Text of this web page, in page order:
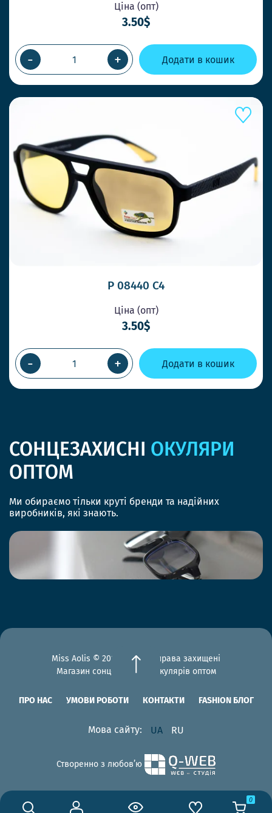
Ціна (опт)
3.50$
- + Додати в кошик
P 08440 С4
Ціна (опт)
3.50$
- + Додати в кошик
СОНЦЕЗАХИСНІ ОКУЛЯРИ
ОПТОМ
Ми обираємо тільки круті бренди та надійних
виробників, які знають.
Miss Aolis © 2012-2026 Всі права захищені
Магазин сонцезахисних окулярів оптом
ПРО НАС УМОВИ РОБОТИ КОНТАКТИ FASHION БЛОГ
Мова сайту: UA RU
Створенно з любов’ю
0